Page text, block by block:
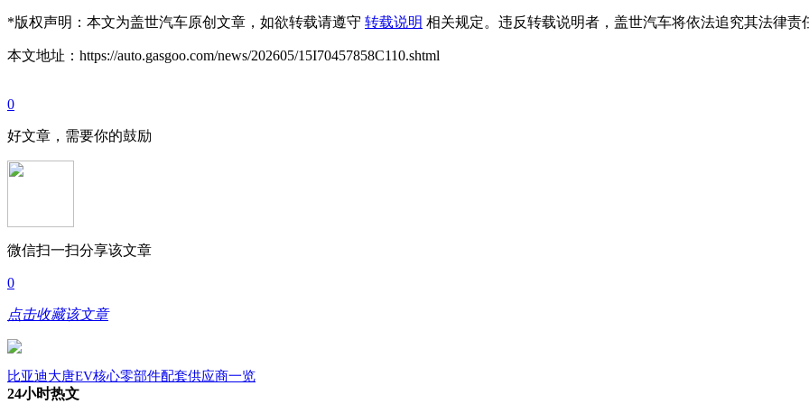
*版权声明：本文为盖世汽车原创文章，如欲转载请遵守 转载说明 相关规定。违反转载说明者，盖世汽车将依法追究其法律责
本文地址：https://auto.gasgoo.com/news/202605/15I70457858C110.shtml
0
好文章，需要你的鼓励
微信扫一扫分享该文章
0
点击收藏该文章
比亚迪大唐EV核心零部件配套供应商一览
24小时热文